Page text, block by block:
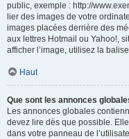
public, exemple : http://
lier des images de votre
images placées derrière des
aux lettres Hotmail ou Yahoo!,
afficher l’image, utilisez la
Haut
Que sont les annonces
Les annonces globales
devez lire dès que possible.
dans votre panneau de